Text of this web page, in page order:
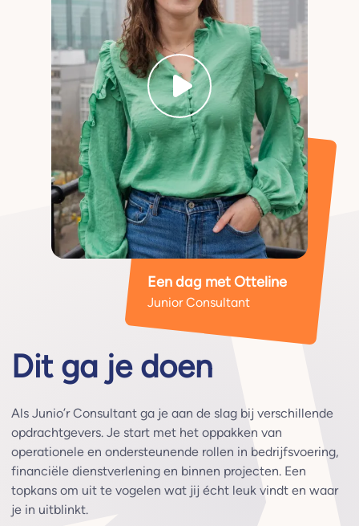
Een dag met Otteline
Junior Consultant
Dit ga je doen
Als Junio’r Consultant ga je aan de slag bij verschillende
opdrachtgevers. Je start met het oppakken van
operationele en ondersteunende rollen in bedrijfsvoering,
financiële dienstverlening en binnen projecten. Een
topkans om uit te vogelen wat jij écht leuk vindt en waar
je in uitblinkt.